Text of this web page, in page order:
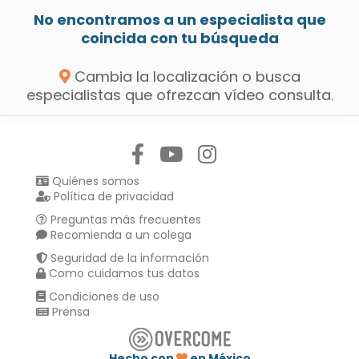
No encontramos a un especialista que
coincida con tu búsqueda
Cambia la localización o busca
especialistas que ofrezcan vídeo consulta.
Quiénes somos
Política de privacidad
Preguntas más frecuentes
Recomienda a un colega
Seguridad de la información
Como cuidamos tus datos
Condiciones de uso
Prensa